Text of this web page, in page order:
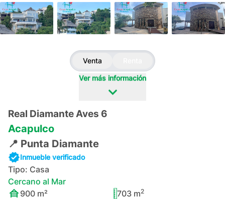
Venta
Ver más información
Real Diamante Aves 6
Acapulco
📍 Punta Diamante
Inmueble verificado
Tipo: Casa
Cercano al Mar
900 m² 703m2